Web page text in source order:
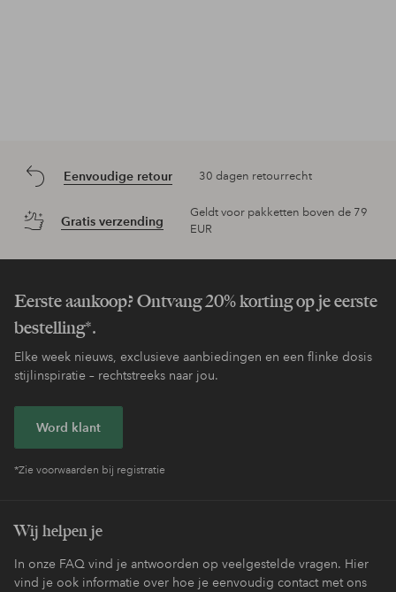
Eenvoudige retour 30 dagen retourrecht
Gratis verzending
Geldt voor pakketten boven de 79
EUR
Eerste aankoop? Ontvang 20% korting op je eerste
bestelling*.
Elke week nieuws, exclusieve aanbiedingen en een flinke dosis
stijlinspiratie – rechtstreeks naar jou.
Word klant
*Zie voorwaarden bij registratie
Wij helpen je
In onze FAQ vind je antwoorden op veelgestelde vragen. Hier
vind je ook informatie over hoe je eenvoudig contact met ons